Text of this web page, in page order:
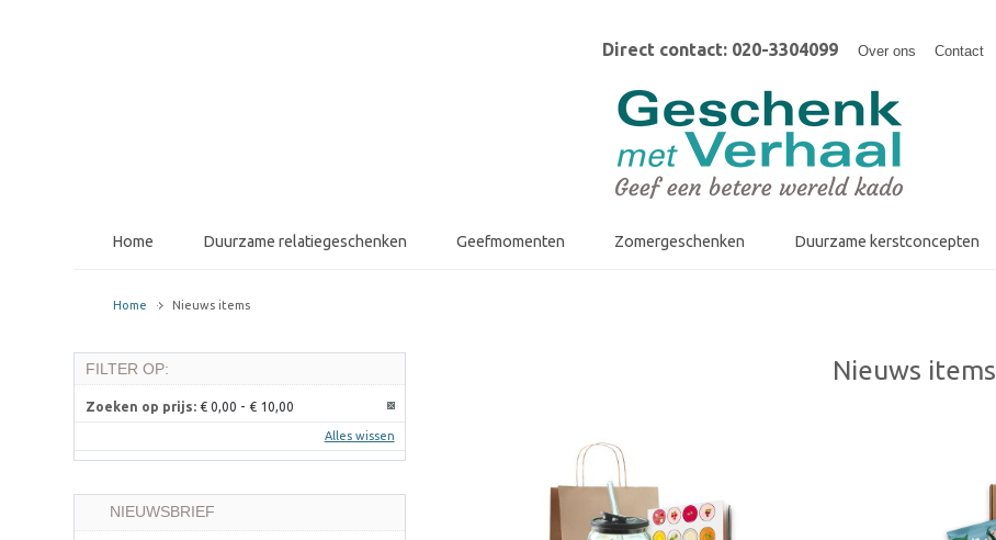
Direct contact: 020-3304099 Over ons Contact
Home Duurzame relatiegeschenken Geefmomenten Zomergeschenken Duurzame kerstconcepten
Home Nieuws items
Nieuws items
FILTER OP:
Zoeken op prijs: € 0,00 -€ 10,00
Alles wissen
NIEUWSBRIEF